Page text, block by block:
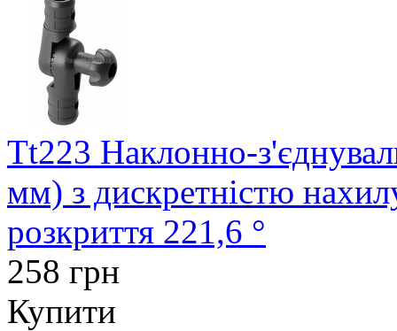
Tt223 Наклонно-
мм) з дискретністю
розкриття 221,6 °
258 грн
Купити